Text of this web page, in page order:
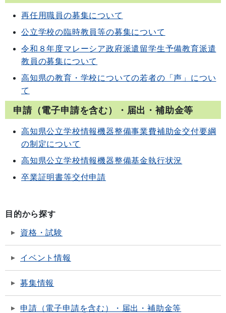
再任用職員の募集について
公立学校の臨時教員等の募集について
令和８年度マレーシア政府派遣留学生予備教育派遣
教員の募集について
高知県の教育・学校についての若者の「声」につい
て
申請（電子申請を含む）・届出・補助金等
高知県公立学校情報機器整備事業費補助金交付要綱
の制定について
高知県公立学校情報機器整備基金執行状況
卒業証明書等交付申請
目的から探す
資格・試験
イベント情報
募集情報
申請（電子申請を含む）・届出・補助金等